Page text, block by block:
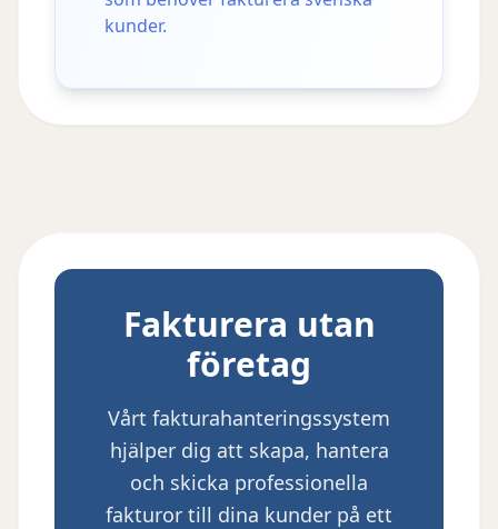
kunder.
Fakturera utan
företag
Vårt fakturahanteringssystem
hjälper dig att skapa, hantera
och skicka professionella
fakturor till dina kunder på ett